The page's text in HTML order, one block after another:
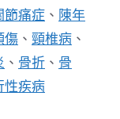
節痛症 、 陳年
傷 、 頸椎病 、
、 骨折 、 骨
性疾病